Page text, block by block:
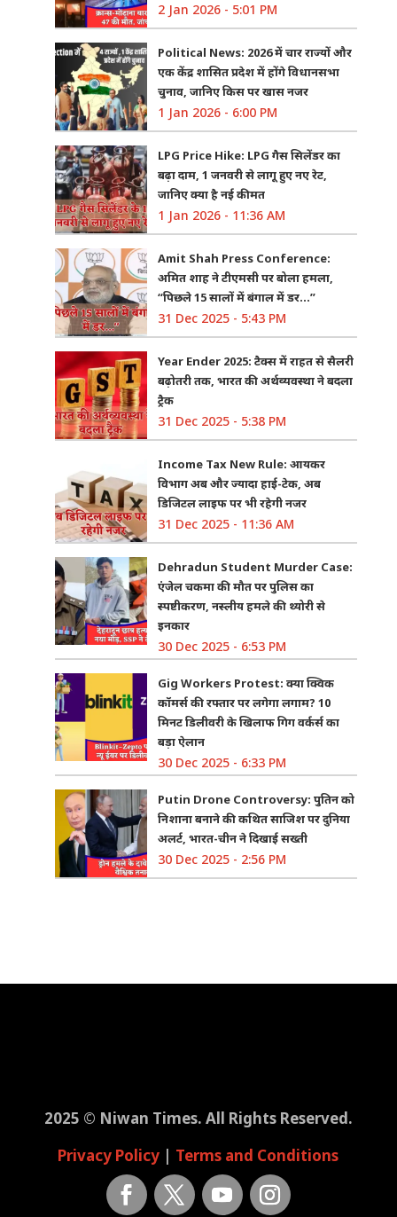
2 Jan 2026 - 5:01 PM
Political News: 2026 में चार राज्यों और
एक केंद्र शासित प्रदेश में होंगे विधानसभा
चुनाव, जानिए किस पर खास नजर
1 Jan 2026 - 6:00 PM
LPG Price Hike: LPG गैस सिलेंडर का
बढ़ा दाम, 1 जनवरी से लागू हुए नए रेट,
जानिए क्या है नई कीमत
1 Jan 2026 - 11:36 AM
Amit Shah Press Conference:
अमित शाह ने टीएमसी पर बोला हमला,
“पिछले 15 सालों में बंगाल में डर…”
31 Dec 2025 - 5:43 PM
Year Ender 2025: टैक्स में राहत से सैलरी
बढ़ोतरी तक, भारत की अर्थव्यवस्था ने बदला
ट्रैक
31 Dec 2025 - 5:38 PM
Income Tax New Rule: आयकर
विभाग अब और ज्यादा हाई-टेक, अब
डिजिटल लाइफ पर भी रहेगी नजर
31 Dec 2025 - 11:36 AM
Dehradun Student Murder Case:
एंजेल चकमा की मौत पर पुलिस का
स्पष्टीकरण, नस्लीय हमले की थ्योरी से
इनकार
30 Dec 2025 - 6:53 PM
Gig Workers Protest: क्या क्विक
कॉमर्स की रफ्तार पर लगेगा लगाम? 10
मिनट डिलीवरी के खिलाफ गिग वर्कर्स का
बड़ा ऐलान
30 Dec 2025 - 6:33 PM
Putin Drone Controversy: पुतिन को
निशाना बनाने की कथित साजिश पर दुनिया
अलर्ट, भारत-चीन ने दिखाई सख्ती
30 Dec 2025 - 2:56 PM
2025 © Niwan Times. All Rights Reserved.
Privacy Policy | Terms and Conditions